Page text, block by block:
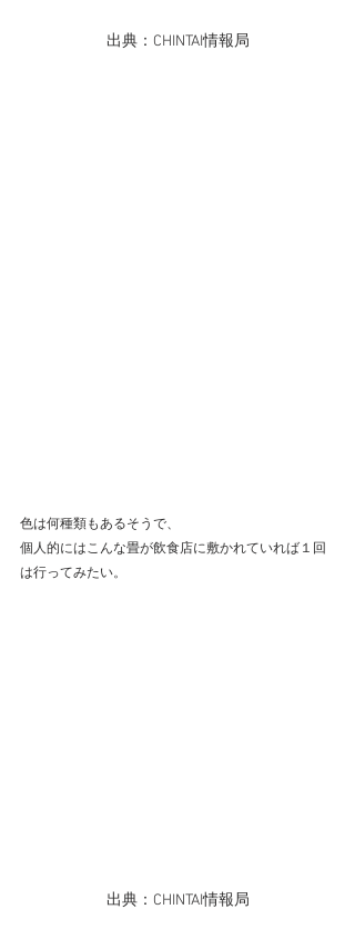
出典：CHINTAI情報局
色は何種類もあるそうで、
個人的にはこんな畳が飲食店に敷かれていれば１回
は行ってみたい。
出典：CHINTAI情報局